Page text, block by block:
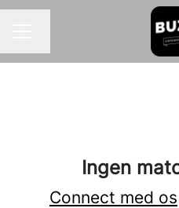
Ingen
Connect med os